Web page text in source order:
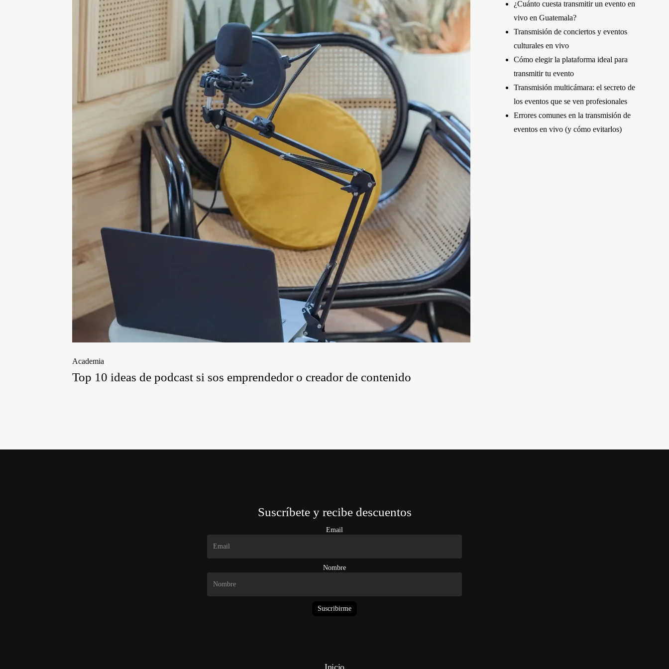
Academia
Top 10 ideas de podcast si sos emprendedor o creador de contenido
¿Cuánto cuesta transmitir un evento en
vivo en Guatemala?
Transmisión de conciertos y eventos
culturales en vivo
Cómo elegir la plataforma ideal para
transmitir tu evento
Transmisión multicámara: el secreto de
los eventos que se ven profesionales
Errores comunes en la transmisión de
eventos en vivo (y cómo evitarlos)
Suscríbete y recibe descuentos
Email
Nombre
Suscribirme